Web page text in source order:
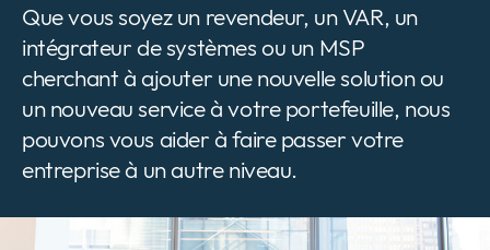
Que vous soyez un revendeur, un VAR, un
intégrateur de systèmes ou un MSP
cherchant à ajouter une nouvelle solution ou
un nouveau service à votre portefeuille, nous
pouvons vous aider à faire passer votre
entreprise à un autre niveau.